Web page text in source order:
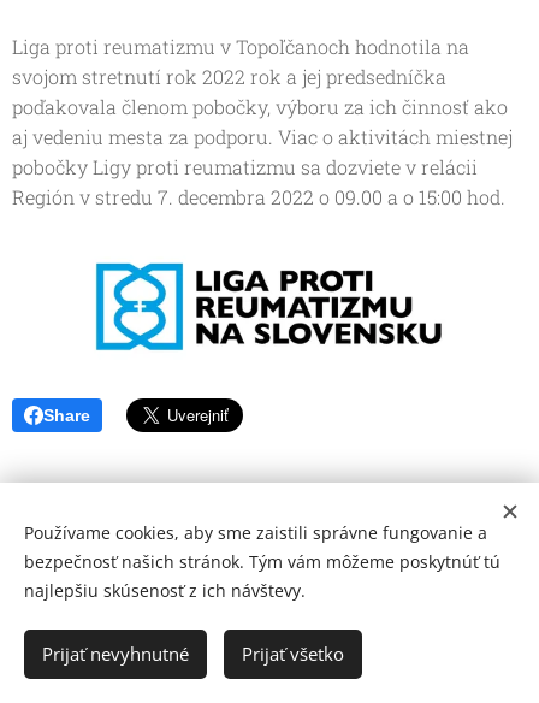
Liga proti reumatizmu v Topoľčanoch hodnotila na
svojom stretnutí rok 2022 rok a jej predsedníčka
poďakovala členom pobočky, výboru za ich činnosť ako
aj vedeniu mesta za podporu. Viac o aktivitách miestnej
pobočky Ligy proti reumatizmu sa dozviete v relácii
Región v stredu 7. decembra 2022 o 09.00 a o 15:00 hod.
Share
© 2026 Mediálna a kultúrna spoločnosť Topoľčany, s.r.o.
Ochrana osobných údajov
www.kulturato.sk
Cookies
Používame cookies, aby sme zaistili správne fungovanie a
bezpečnosť našich stránok. Tým vám môžeme poskytnúť tú
najlepšiu skúsenosť z ich návštevy.
Prijať nevyhnutné Prijať všetko